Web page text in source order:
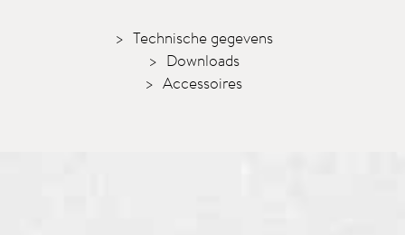
Technische gegevens
Downloads
Accessoires